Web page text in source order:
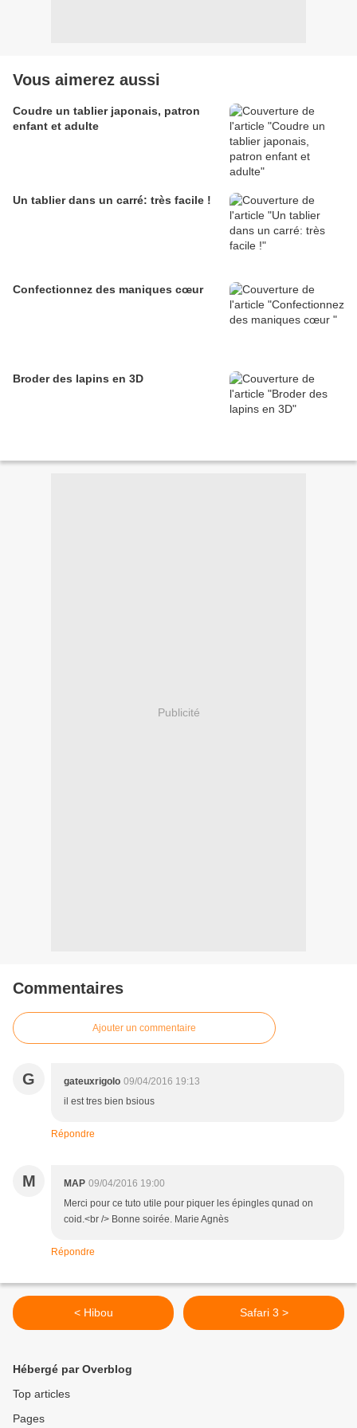
Vous aimerez aussi
Coudre un tablier japonais, patron
enfant et adulte
Un tablier dans un carré: très facile !
Confectionnez des maniques cœur
Broder des lapins en 3D
Publicité
Commentaires
Ajouter un commentaire
G gateuxrigolo 09/04/2016 19:13
il est tres bien bsious
Répondre
M MAP 09/04/2016 19:00
Merci pour ce tuto utile pour piquer les épingles qunad on
coid.<br /> Bonne soirée. Marie Agnès
Répondre
< Hibou Safari 3 >
Hébergé par Overblog
Top articles
Pages